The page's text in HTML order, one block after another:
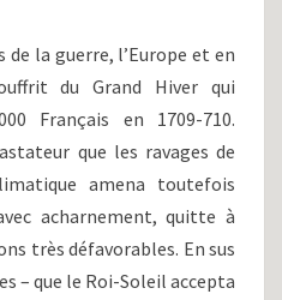
RECONQUÊTE
DE
L’ESPAGNE
(1710-
1711)
de la guerre, l’Europe et en
du Grand Hiver qui
Français en 1709-710.
que les ravages de
amena toutefois
acharnement, quitte à
très défavorables. En sus
– que le Roi-Soleil accepta